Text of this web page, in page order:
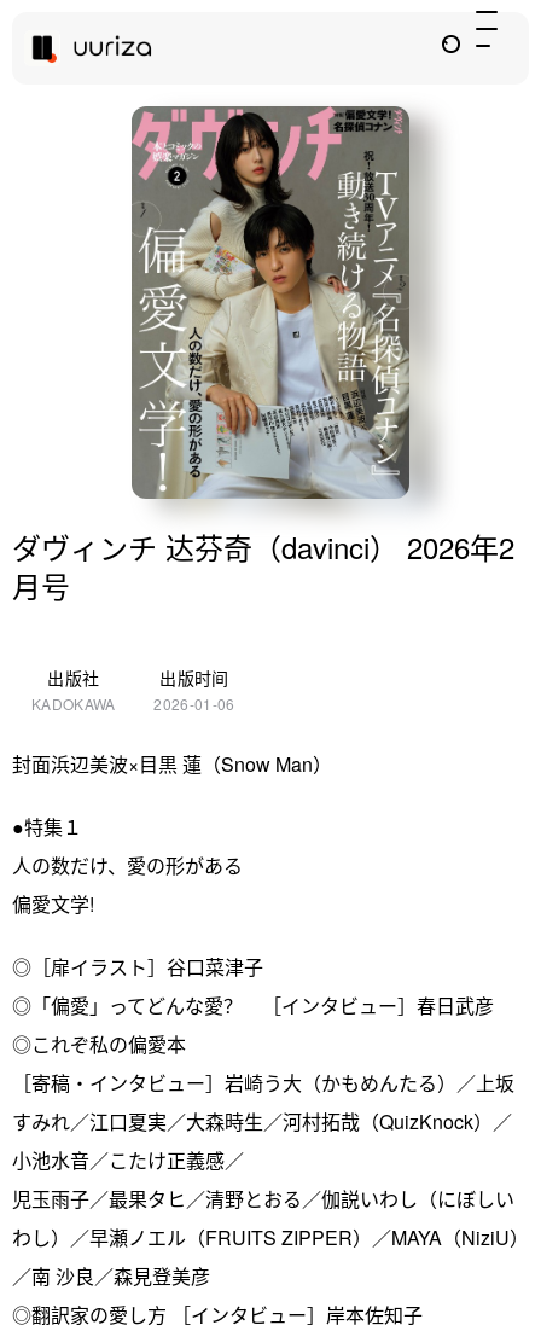
ダヴィンチ 达芬奇（davinci） 2026年2
月号
出版社
KADOKAWA
出版时间
2026-01-06
封面浜辺美波×目黒 蓮（Snow Man）
●特集１
人の数だけ、愛の形がある
偏愛文学!
◎［扉イラスト］谷口菜津子
◎「偏愛」ってどんな愛？ ［インタビュー］春日武彦
◎これぞ私の偏愛本
［寄稿・インタビュー］岩崎う大（かもめんたる）／上坂
すみれ／江口夏実／大森時生／河村拓哉（QuizKnock）／
小池水音／こたけ正義感／
児玉雨子／最果タヒ／清野とおる／伽説いわし（にぼしい
わし）／早瀬ノエル（FRUITS ZIPPER）／MAYA（NiziU）
／南 沙良／森見登美彦
◎翻訳家の愛し方 ［インタビュー］岸本佐知子